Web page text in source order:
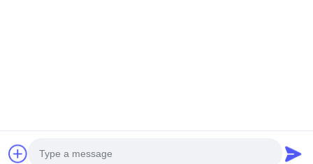
Shanghai Bohua Safety Device Co., Ltd. All Rights Reserved.